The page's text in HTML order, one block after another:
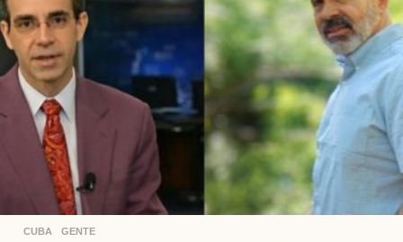
CUBA ,GENTE